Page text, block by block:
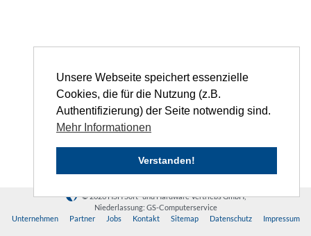
Unsere Webseite speichert essenzielle
Cookies, die für die Nutzung (z.B.
Authentifizierung) der Seite notwendig sind.
Mehr Informationen
Verstanden!
© 2026 HSH Soft- und Hardware Vertriebs GmbH,
Niederlassung: GS-Computerservice
Unternehmen
Partner Jobs Kontakt Sitemap Datenschutz Impressum